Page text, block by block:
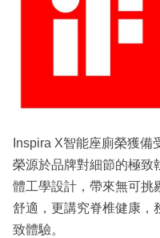
Inspira X智能座廁榮獲
榮源於品牌對細節的極致
體工學設計，帶來無可挑
舒適，更講究脊椎健康，
致體驗。